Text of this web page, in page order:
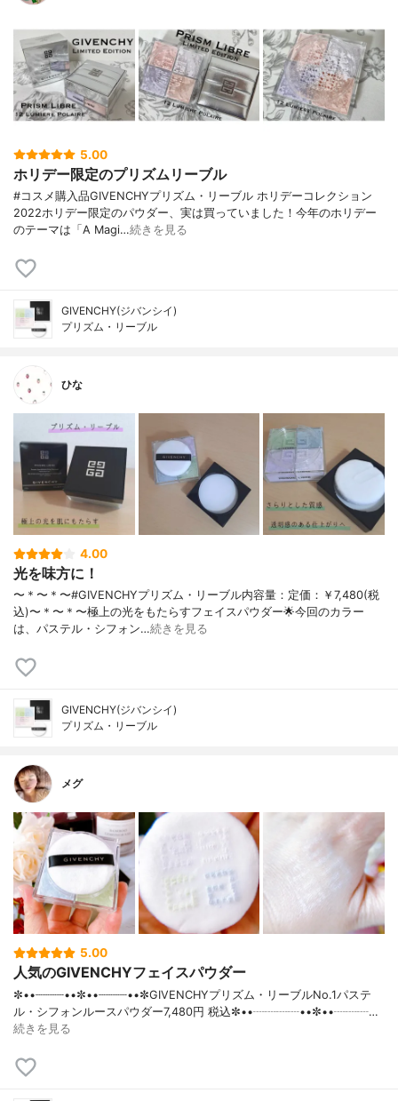
5.00
ホリデー限定のプリズムリーブル
#コスメ購入品GIVENCHYプリズム・リーブル ホリデーコレクション
2022ホリデー限定のパウダー、実は買っていました！今年のホリデー
のテーマは「A Magi…続きを見る
GIVENCHY(ジバンシイ)
プリズム・リーブル
ひな
4.00
光を味方に！
〜＊〜＊〜#GIVENCHYプリズム・リーブル内容量：定価：￥7,480(税
込)〜＊〜＊〜極上の光をもたらすフェイスパウダー🌟今回のカラー
は、パステル・シフォン…続きを見る
GIVENCHY(ジバンシイ)
プリズム・リーブル
メグ
5.00
人気のGIVENCHYフェイスパウダー
✼••┈┈┈┈••✼••┈┈┈┈••✼GIVENCHYプリズム・リーブルNo.1パステ
ル・シフォンルースパウダー7,480円 税込✼••┈┈┈┈••✼••┈┈┈…
続きを見る